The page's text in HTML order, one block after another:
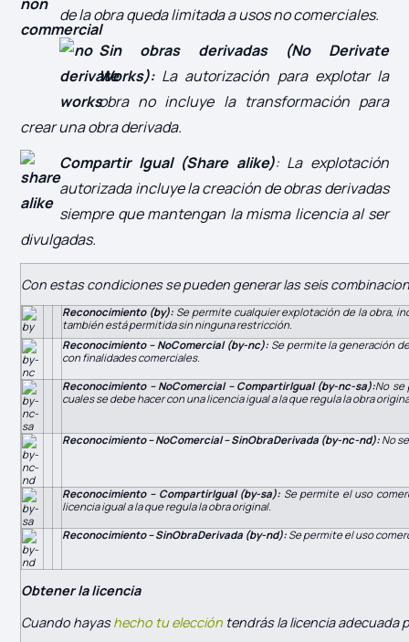
de la obra queda limitada a usos no comerciales.
Sin obras derivadas (No Derivate
Works): La autorización para explotar la
obra no incluye la transformación para
crear una obra derivada.
Compartir Igual (Share alike): La explotación
autorizada incluye la creación de obras derivadas
siempre que mantengan la misma licencia al ser
divulgadas.
Con estas condiciones se pueden generar las seis
Reconocimiento (by): Se permite cualquier explotación de la obra,
también está permitida sin ninguna restricción.
Reconocimiento – NoComercial (by-nc):Se permite la generación
con finalidades comerciales.
Reconocimiento – NoComercial – CompartirIgual (by-nc-sa):No se
cuales se debe hacer con una licencia igual a la que regula la obra
Reconocimiento – NoComercial – SinObraDerivada (by-nc-nd): No
Reconocimiento – CompartirIgual (by-sa): Se permite el uso
licencia igual a la que regula la obra original.
Reconocimiento – SinObraDerivada (by-nd): Se permite el uso
Obtener la licencia
Cuando hayashecho tu elección tendrás la licencia adecuada